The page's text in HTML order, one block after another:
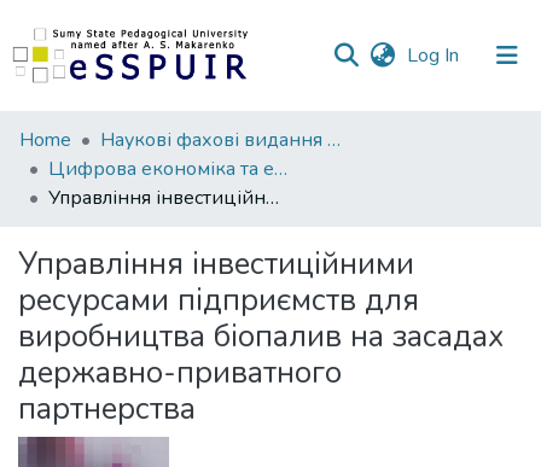
Log In (current)
Communities
&
Collections
Statistics
Home
Наукові фахові видання СумДПУ
Цифрова економіка та економічна безпека
Управління інвестиційними ресурсами підприємств для виробництва біопалив на засадах державно-приватного партнерства
Управління інвестиційними
ресурсами підприємств для
виробництва біопалив на засадах
державно-приватного
партнерства